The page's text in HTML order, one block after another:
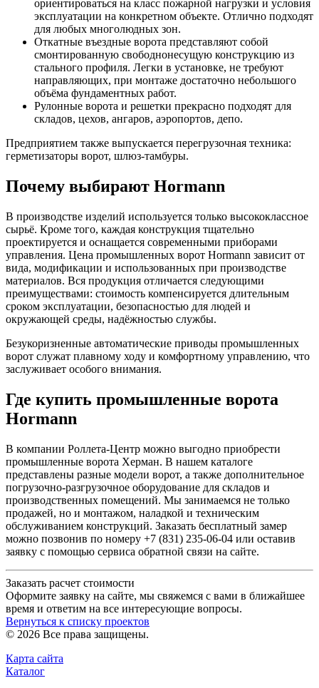
ориентироваться на класс пожарной нагрузки и условия
эксплуатации на конкретном объекте. Отлично подходят
для любых многолюдных зон.
Откатные въездные ворота представляют собой
смонтированную свободнонесущую конструкцию из
стального профиля. Легки в установке, не требуют
направляющих, при монтаже достаточно небольшого
объёма фундаментных работ.
Рулонные ворота и решетки прекрасно подходят для
складов, цехов, ангаров, аэропортов, депо.
Предприятием также выпускается перегрузочная техника:
герметизаторы ворот, шлюз-тамбуры.
Почему выбирают Hormann
В производстве изделий используется только высококлассное
сырьё. Кроме того, каждая конструкция тщательно
проектируется и оснащается современными приборами
управления. Цена промышленных ворот Hormann зависит от
вида, модификации и использованных при производстве
материалов. Вся продукция отличается следующими
преимуществами: стоимость компенсируется длительным
сроком эксплуатации, безопасностью для людей и
окружающей среды, надёжностью службы.
Безукоризненные автоматические приводы промышленных
ворот служат плавному ходу и комфортному управлению, что
заслуживает особого внимания.
Где купить промышленные ворота
Hormann
В компании Роллета-Центр можно выгодно приобрести
промышленные ворота Херман. В нашем каталоге
представлены разные модели ворот, а также дополнительное
погрузочно-разгрузочное оборудование для складов и
производственных помещений. Мы занимаемся не только
продажей, но и монтажом, наладкой и техническим
обслуживанием конструкций. Заказать бесплатный замер
можно позвонив по номеру +7 (831) 235-06-04 или оставив
заявку с помощью сервиса обратной связи на сайте.
Заказать расчет стоимости
Оформите заявку на сайте, мы свяжемся с вами в ближайшее
время и ответим на все интересующие вопросы.
Вернуться к списку проектов
© 2026 Все права защищены.
Карта сайта
Каталог